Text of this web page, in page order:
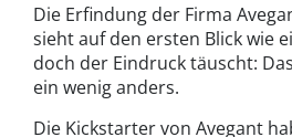
Die Erfindung der Firma
sieht auf den ersten Blick wie
doch der Eindruck täuscht:
ein wenig anders.
Die Kickstarter von Avegant